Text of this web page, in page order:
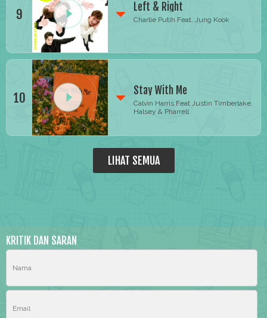
9 Left & Right
Charlie Putih Feat. Jung Kook
10 Stay With Me
Calvin Harris Feat Justin Timberlake,
Halsey & Pharrell
LIHAT SEMUA
KRITIK DAN SARAN